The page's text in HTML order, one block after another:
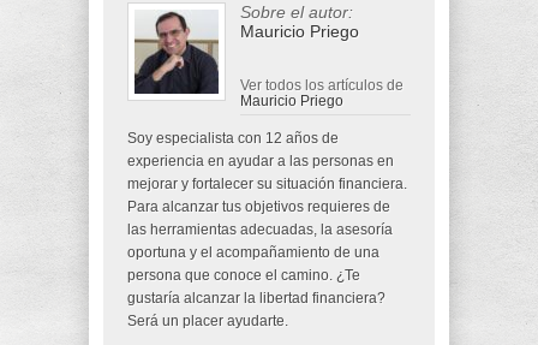
Sobre el autor:
Mauricio Priego
Ver todos los artículos de
Mauricio Priego
Soy especialista con 12 años de
experiencia en ayudar a las personas en
mejorar y fortalecer su situación financiera.
Para alcanzar tus objetivos requieres de
las herramientas adecuadas, la asesoría
oportuna y el acompañamiento de una
persona que conoce el camino. ¿Te
gustaría alcanzar la libertad financiera?
Será un placer ayudarte.